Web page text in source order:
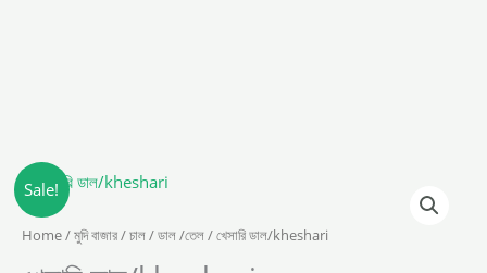
Sale!
Home/মুদি বাজার/চাল / ডাল /তেল/ খেসারি ডাল/kheshari
খেসারি
ডাল/kheshari
quantity